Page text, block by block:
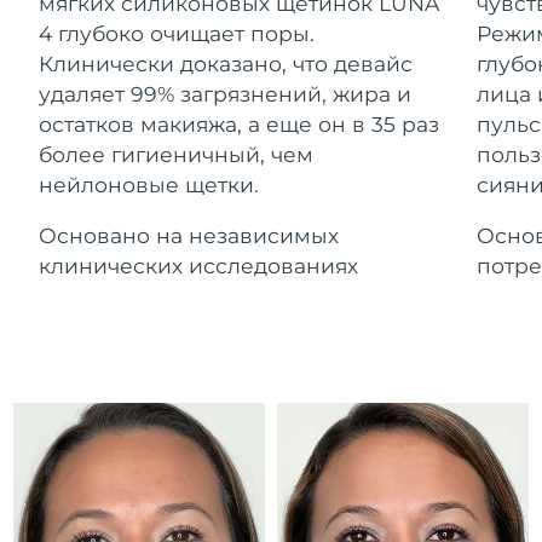
4 глубоко очищает поры.
Клинически доказано, что девайс
удаляет 99% загрязнений, жира и
остатков макияжа, а еще он в 35 раз
более гигиеничный, чем
нейлоновые щетки.
Основано на независимых
клинических исследованиях
лица
For healthy hair
Косметика Для мужчин
Купить
Гибралтар
Ожидаемая дата доставки
8/13/26
Греция
Ожидаемая дата доставки
Гонконг (САР)
Ожидаемая дата доставки
8/10/26
Венгрия
Ожидаемая дата доставки
Ирландия
Ожидаемая дата доставки
8/9/26
о-в Мэн
Ожидаемая дата доставки